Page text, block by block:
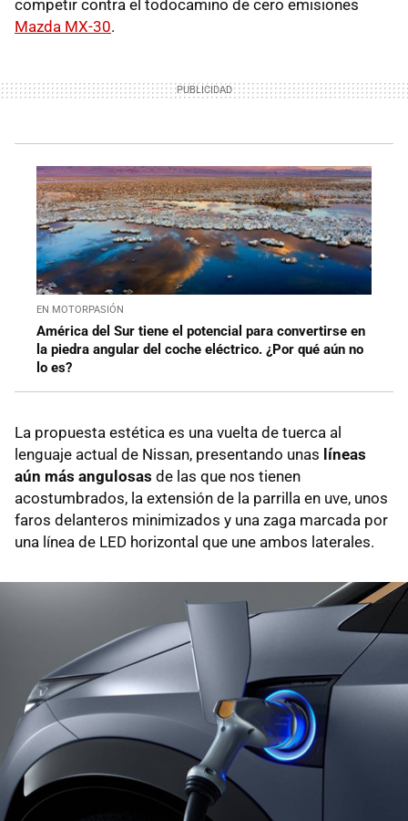
competir contra el todocamino de cero emisiones
Mazda MX-30.
EN MOTORPASIÓN
América del Sur tiene el potencial para convertirse en
la piedra angular del coche eléctrico. ¿Por qué aún no
lo es?
La propuesta estética es una vuelta de tuerca al
lenguaje actual de Nissan, presentando unas líneas
aún más angulosas de las que nos tienen
acostumbrados, la extensión de la parrilla en uve, unos
faros delanteros minimizados y una zaga marcada por
una línea de LED horizontal que une ambos laterales.